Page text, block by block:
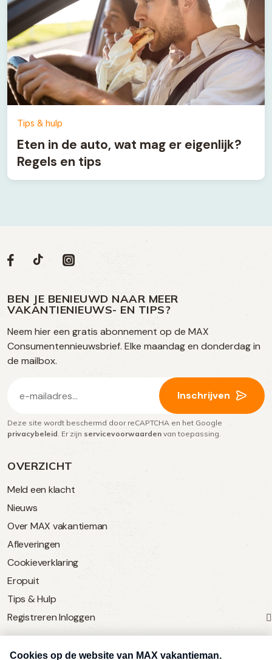
Tips & hulp
Eten in de auto, wat mag er eigenlijk?
Regels en tips
OVERZICHT
Meld een klacht
Nieuws
Over MAX vakantieman
Afleveringen
Cookieverklaring
Eropuit
Tips & Hulp
Registreren Inloggen
SERVICE
Volg
op
social
media
Social
Volg
op
Facebook
Volg
op
TikTok
Volg
op
Instagram
BEN JE BENIEUWD NAAR MEER
VAKANTIENIEUWS- EN TIPS?
Neem hier een gratis abonnement op de MAX
Consumentennieuwsbrief. Elke maandag en donderdag in
de mailbox.
mailadres
(Vereist)
Inschrijven
Deze site wordt beschermd door reCAPTCHA en het Google
privacybeleid . Er zijn servicevoorwaarden van toepassing.